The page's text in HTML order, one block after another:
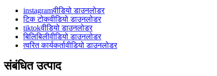
instagramवीडियो डाउनलोडर
टिक टोकवीडियो डाउनलोडर
tiktokवीडियो डाउनलोडर
बिलिबिलीवीडियो डाउनलोडर
त्वरित कार्यकर्तावीडियो डाउनलोडर
संबंधित उत्पाद